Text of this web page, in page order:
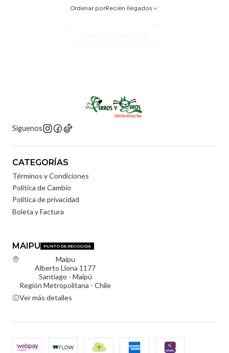
Ordenar porRecién llegados
Síguenos
CATEGORÍAS
Términos y Condiciones
Política de Cambio
Política de privacidad
Boleta y Factura
MAIPU PUNTO DE RECOGIDA
Maipu
Alberto Llona 1177
Santiago - Maipú
Región Metropolitana - Chile
Ver más detalles